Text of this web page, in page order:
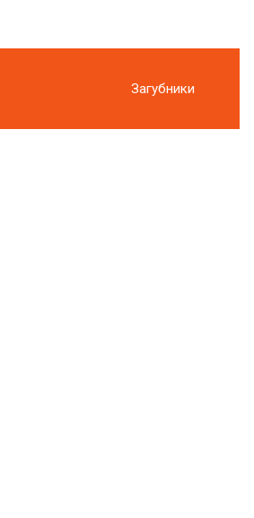
Загубники